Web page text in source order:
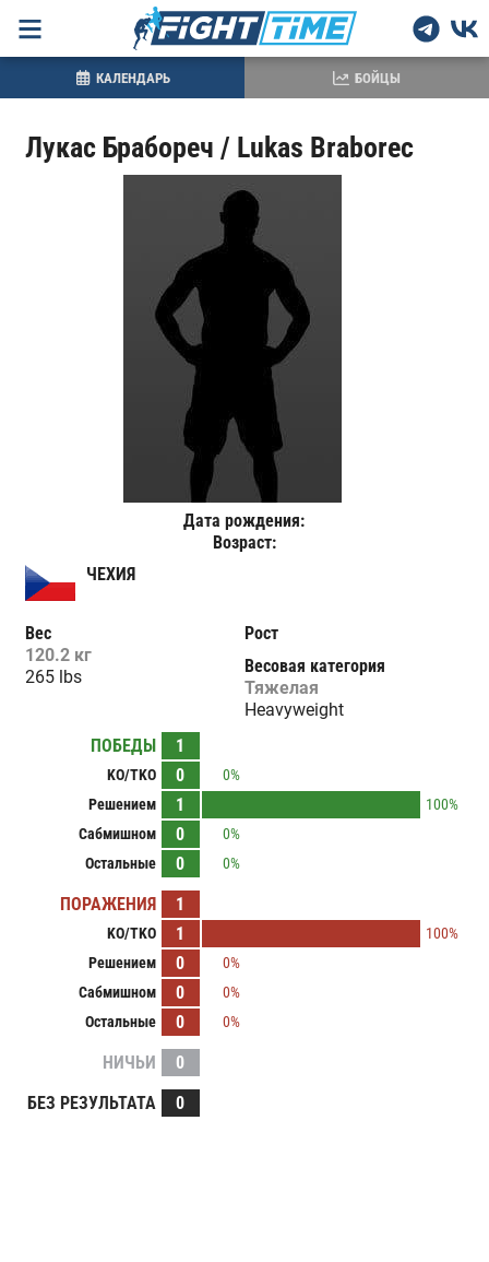
Лукас Брабореч / Lukas Braborec
Дата рождения:
Возраст:
ЧЕХИЯ
Вес
120.2 кг
265 lbs
Рост
Весовая категория
Тяжелая
Heavyweight
ПОБЕДЫ
1
KO/TKO 0
0%
Решением
1
100%
Сабмишном
0
0%
Остальные
0 0%
ПОРАЖЕНИЯ 1
KO/TKO 1
100%
Решением
0
0%
Сабмишном
0
0%
Остальные
0 0%
НИЧЬИ
0
БЕЗ РЕЗУЛЬТАТА
0
КАЛЕНДАРЬ БОЙЦЫ